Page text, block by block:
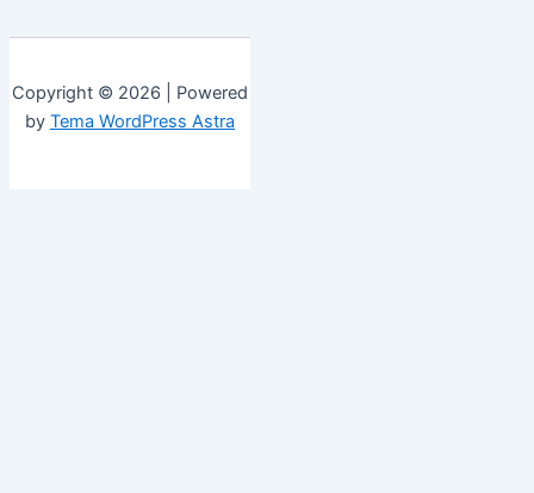
Copyright © 2026 | Powered
by Tema WordPress Astra